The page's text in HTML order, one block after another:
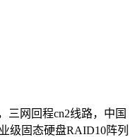
三网回程cn2线路，中国
级固态硬盘RAID10阵列